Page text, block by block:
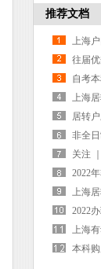
还是
推荐文档
上海
往届
呢？
自考
（无
要求？
上海
不走弯
居转
非全
制=本
关注
那些
2022
请上
上海
2022
个材
上海
高校
本科